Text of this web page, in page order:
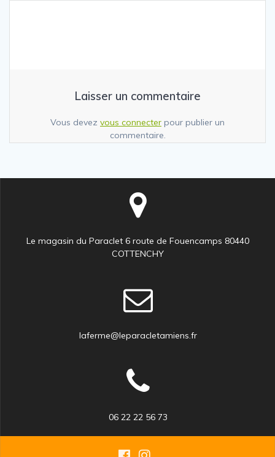
Laisser un commentaire
Vous devez vous connecter pour publier un
commentaire.
Le magasin du Paraclet 6 route de Fouencamps 80440
COTTENCHY
laferme@leparacletamiens.fr
06 22 22 56 73